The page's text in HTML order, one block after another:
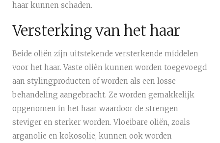
haar kunnen schaden.
Versterking van het haar
Beide oliën zijn uitstekende versterkende middelen
voor het haar. Vaste oliën kunnen worden toegevoegd
aan stylingproducten of worden als een losse
behandeling aangebracht. Ze worden gemakkelijk
opgenomen in het haar waardoor de strengen
steviger en sterker worden. Vloeibare oliën, zoals
arganolie en kokosolie, kunnen ook worden